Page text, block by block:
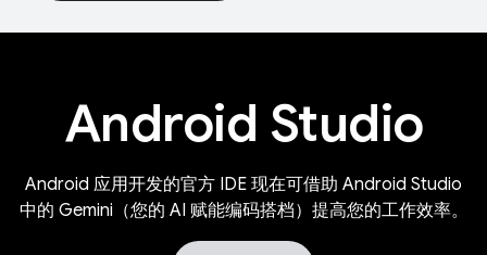
Android Studio
Android 应用开发的官方 IDE 现在可借助 Android Studio
中的 Gemini（您的 AI 赋能编码搭档）提高您的工作效率。